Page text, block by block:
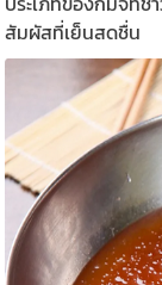
สัมผัสที่เย็นสดชื่น